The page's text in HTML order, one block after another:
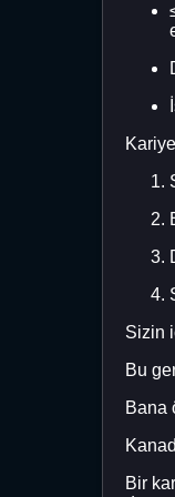
Sizin
Bu
Bana
Bir